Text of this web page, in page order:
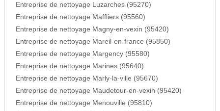
Entreprise de nettoyage Luzarches (95270)
Entreprise de nettoyage Maffliers (95560)
Entreprise de nettoyage Magny-en-vexin (95420)
Entreprise de nettoyage Mareil-en-france (95850)
Entreprise de nettoyage Margency (95580)
Entreprise de nettoyage Marines (95640)
Entreprise de nettoyage Marly-la-ville (95670)
Entreprise de nettoyage Maudetour-en-vexin (95420)
Entreprise de nettoyage Menouville (95810)